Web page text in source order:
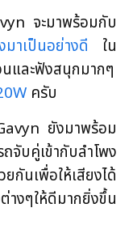
จะมาพร้อมกับ
มาเป็นอย่างดี ใน
นและฟังสนุกมากๆ
ครับ
ยังมาพร้อม
จับคู่เข้ากับลำโพง
นเพื่อให้เสียงได้
งๆให้ดีมากยิ่งขึ้น